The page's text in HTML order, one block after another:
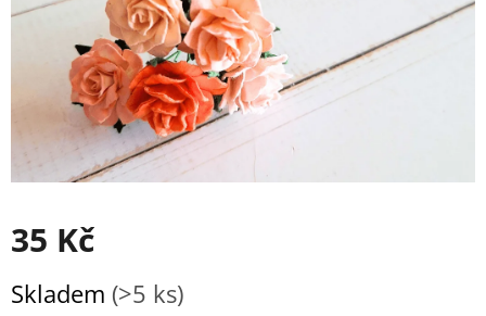
35 Kč
cena:
Skladem (>5 ks)